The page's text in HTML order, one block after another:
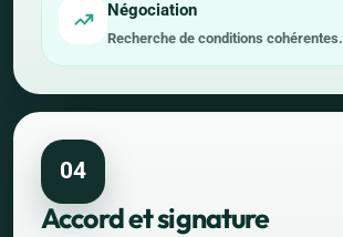
Négociation
Recherche de conditions cohérentes.
04
Accord et signature